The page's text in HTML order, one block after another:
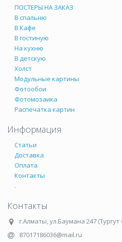
ПОСТЕРЫ НА ЗАКАЗ
В спальню
В Кафе
В гостиную
На кухню
В детскую
Холст
Модульные картины
Фотообои
Фотомозаика
Распечатка картин
Информация
Статьи
Доставка
Оплата
Контакты
.
Контакты
г.Алматы,ул.Баумана 247
87017186036@mail.ru